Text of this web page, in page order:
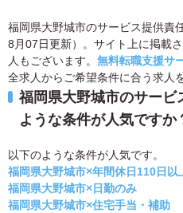
福岡県大野城市のサービス提供責
8月07日更新）。サイト上に掲載
人もございます。 無料転職支援サ
全求人からご希望条件に合う求人
福岡県大野城市のサービ
ような条件が人気ですか
以下のような条件が人気です。
福岡県大野城市×年間休日110日以
福岡県大野城市×日勤のみ
福岡県大野城市×住宅手当・補助